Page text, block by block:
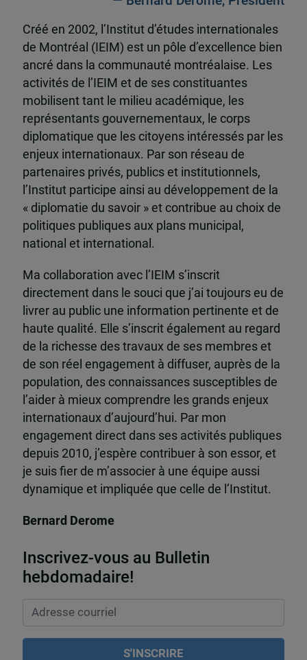
Créé en 2002, l’Institut d’études internationales
de Montréal (IEIM) est un pôle d’excellence bien
ancré dans la communauté montréalaise. Les
activités de l’IEIM et de ses constituantes
mobilisent tant le milieu académique, les
représentants gouvernementaux, le corps
diplomatique que les citoyens intéressés par les
enjeux internationaux. Par son réseau de
partenaires privés, publics et institutionnels,
l’Institut participe ainsi au développement de la
« diplomatie du savoir » et contribue au choix de
politiques publiques aux plans municipal,
national et international.
Ma collaboration avec l’IEIM s’inscrit
directement dans le souci que j’ai toujours eu de
livrer au public une information pertinente et de
haute qualité. Elle s’inscrit également au regard
de la richesse des travaux de ses membres et
de son réel engagement à diffuser, auprès de la
population, des connaissances susceptibles de
l’aider à mieux comprendre les grands enjeux
internationaux d’aujourd’hui. Par mon
engagement direct dans ses activités publiques
depuis 2010, j’espère contribuer à son essor, et
je suis fier de m’associer à une équipe aussi
dynamique et impliquée que celle de l’Institut.
Bernard Derome
Inscrivez-vous au Bulletin
hebdomadaire!